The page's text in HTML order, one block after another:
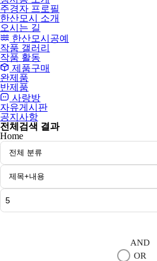
주경자 프로필
한산모시 소개
오시는 길
한산모시공예
작품 갤러리
작품 활동
제품구매
완제품
반제품
사랑방
자유게시판
공지사항
전체검색 결과
Home
AND
OR